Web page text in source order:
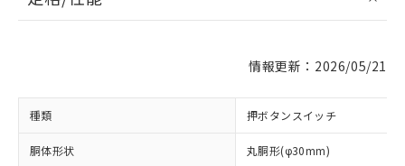
情報更新：2026/05/21
種類 押ボタンスイッチ
胴体形状 丸胴形(φ30mm)